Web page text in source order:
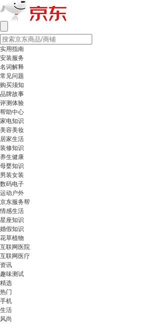
实用指南
安装服务
名词解释
常见问题
购买须知
品牌故事
评测体验
帮助中心
家电知识
美容美妆
居家生活
装修知识
养生健康
母婴知识
男装女装
数码电子
运动户外
京东服务帮
情感生活
星座知识
婚假知识
花草植物
互联网医院
互联网医疗
资讯
趣味测试
精选
热门
手机
生活
风尚